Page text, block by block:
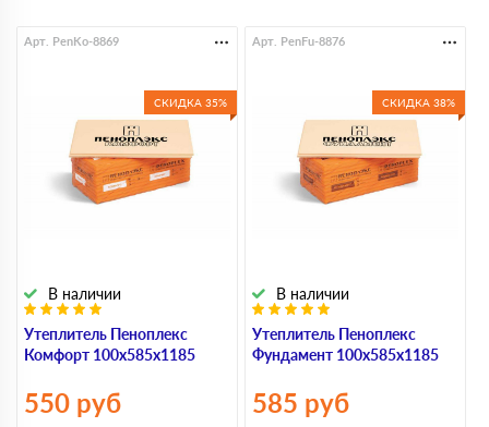
СКИДКА 35%
Утеплитель Пеноплекс
Комфорт 100х585х1185
В наличии
Арт. PenKo-8869
550 руб
СКИДКА 38%
Утеплитель Пеноплекс
Фундамент 100х585х1185
В наличии
Арт. PenFu-8876
585 руб